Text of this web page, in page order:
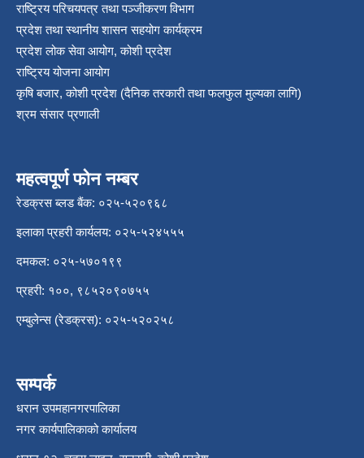
राष्ट्रिय परिचयपत्र तथा पञ्‍जीकरण विभाग
प्रदेश तथा स्थानीय शासन सहयोग कार्यक्रम
प्रदेश लोक सेवा आयोग, कोशी प्रदेश
राष्ट्रिय योजना आयोग
कृषि बजार, कोशी प्रदेश (दैनिक तरकारी तथा फलफुल मुल्यका लागि)
श्रम संसार प्रणाली
महत्वपूर्ण फोन नम्बर
रेडक्रस ब्लड बैंक: ०२५-५२०९६८
इलाका प्रहरी कार्यलय: ०२५-५२४५५५
दमकल: ०२५-५७०१९९
प्रहरी: १००, ९८५२०९०७५५
एम्बुलेन्स (रेडक्रस): ०२५-५२०२५८
सम्पर्क
धरान उपमहानगरपालिका
नगर कार्यपालिकाको कार्यालय